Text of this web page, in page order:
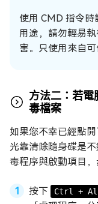
使用 CMD 指令
用途，請勿輕易
害。只使用來自
方法二：若
毒檔案
如果您不幸已經點
光靠清除隨身碟是
毒程序與啟動項目，
按下 Ctrl +